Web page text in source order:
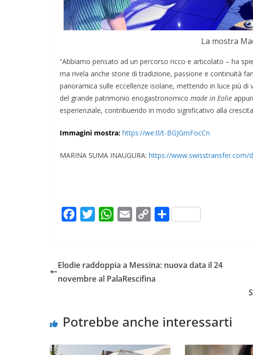
La mostra
“Abbiamo pensato ad un percorso ricco e articolato – ha
ma rivela anche storie di tradizione, passione e continuità
panoramica sulle eccellenze isolane, mettendo in luce più
del grande patrimonio enogastronomico made in Eolie
esperienziale, contribuendo in modo significativo alla
Immagini mostra: https://we.tl/t-BGJGmFocCn
MARINA SUMA INAUGURA: https://www.swisstransfer.com/
k
W
s
C
Elodie raddoppia a Messina: nuova data il 24
novembre al PalaRescifina
Potrebbe anche interessarti